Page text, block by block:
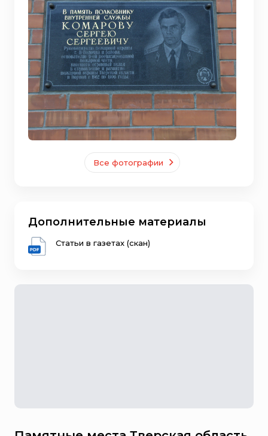
Все фотографии
Дополнительные материалы
Статьи в газетах (скан)